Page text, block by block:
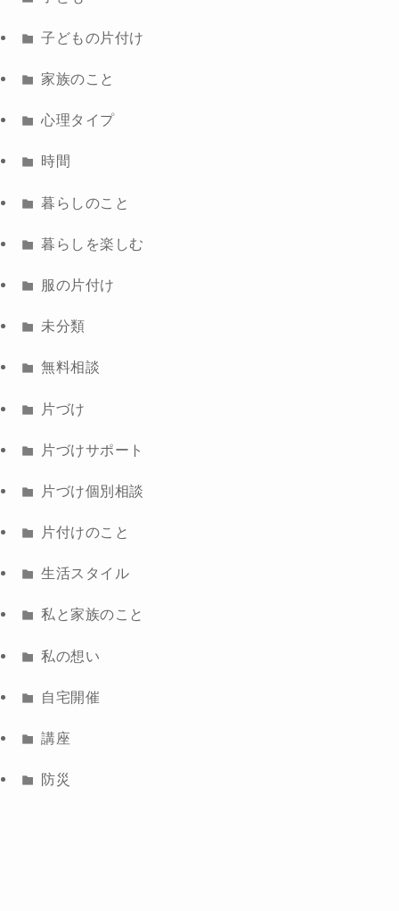
子どもの片付け
家族のこと
心理タイプ
時間
暮らしのこと
暮らしを楽しむ
服の片付け
未分類
無料相談
片づけ
片づけサポート
片づけ個別相談
片付けのこと
生活スタイル
私と家族のこと
私の想い
自宅開催
講座
防災